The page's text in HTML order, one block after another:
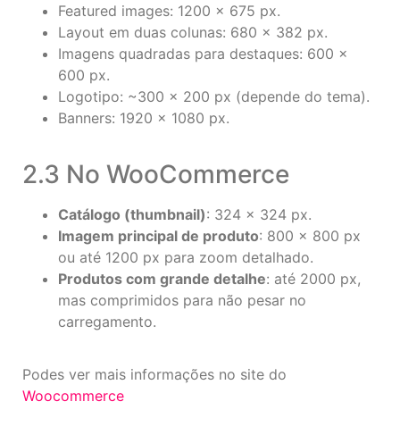
Featured images: 1200 × 675 px.
Layout em duas colunas: 680 × 382 px.
Imagens quadradas para destaques: 600 ×
600 px.
Logotipo: ~300 × 200 px (depende do tema).
Banners: 1920 × 1080 px.
2.3 No WooCommerce
Catálogo (thumbnail): 324 × 324 px.
Imagem principal de produto: 800 × 800 px
ou até 1200 px para zoom detalhado.
Produtos com grande detalhe: até 2000 px,
mas comprimidos para não pesar no
carregamento.
Podes ver mais informações no site do
Woocommerce